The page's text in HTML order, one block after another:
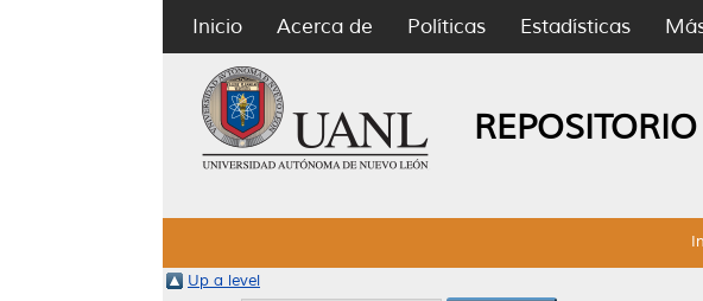
Inicio Acerca de Políticas Estadísticas
Up a level